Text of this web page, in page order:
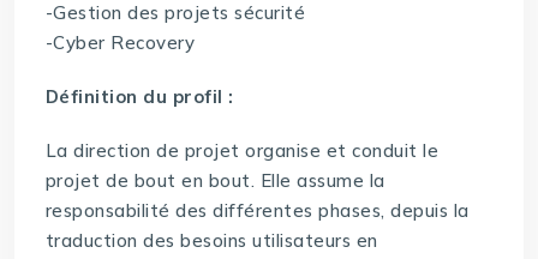
-Gestion des projets sécurité
-Cyber Recovery
Définition du profil :
La direction de projet organise et conduit le
projet de bout en bout. Elle assume la
responsabilité des différentes phases, depuis la
traduction des besoins utilisateurs en